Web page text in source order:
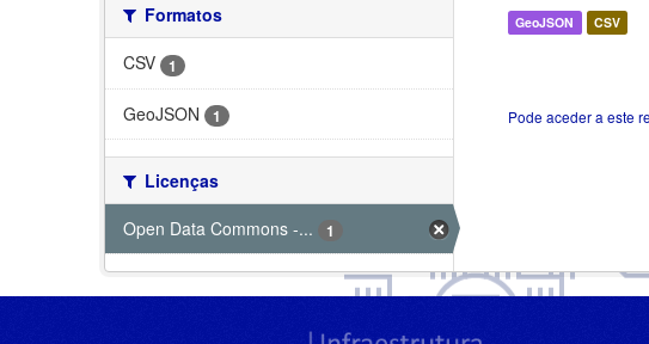
Formatos
CSV
1
GeoJSON 1
Licenças
Open Data Commons -...
1
GeoJSON CSV
Pode aceder a este